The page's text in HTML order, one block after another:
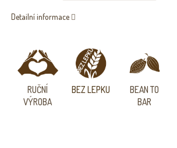
Detailní informace
RUČNÍ
VÝROBA
BEZLEPKU
BEAN TO
BAR